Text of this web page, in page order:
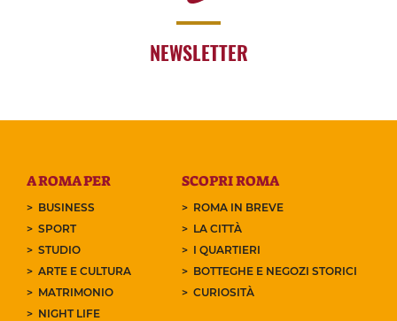
NEWSLETTER
A ROMA PER
BUSINESS
SPORT
STUDIO
ARTE E CULTURA
MATRIMONIO
NIGHT LIFE
SCOPRI ROMA
ROMA IN BREVE
LA CITTÀ
I QUARTIERI
BOTTEGHE E NEGOZI STORICI
CURIOSITÀ